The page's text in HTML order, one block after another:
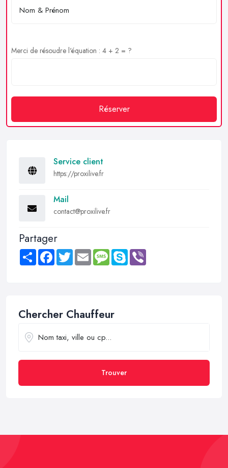
Merci de résoudre l'équation : 4 + 2 = ?
Réserver
Service client
https://proxilive.fr
Mail
contact@proxilive.fr
Partager
Share FacebookTwitter Email MessageSkype
Chercher Chauffeur
Trouver